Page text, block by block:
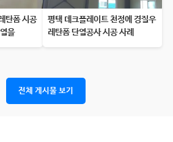
탄폼 시공
을
평택 데크플레이트 천정에 경질우
레탄폼 단열공사 시공 사례
전체 게시물 보기